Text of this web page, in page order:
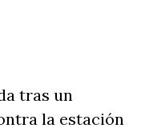
tras un
la estación